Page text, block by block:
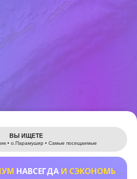
Leaflet
ВЫ ИЩЕТЕ
• о.Парамушир • Самые посещаемые
НАВСЕГДА И СЭКОНОМЬ